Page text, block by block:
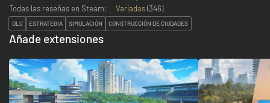
Todas las reseñas en Steam:
Variadas(346)
DLC ESTRATEGIA SIMULACIÓN CONSTRUCCIÓN DE CIUDADES
Añade extensiones